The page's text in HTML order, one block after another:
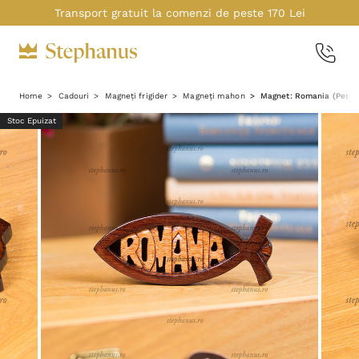
Transport gratuit la comenzi de peste 170 Lei
Home Cadouri Magneți frigider Magneți mahon Magnet: Romania
Stoc Epuizat